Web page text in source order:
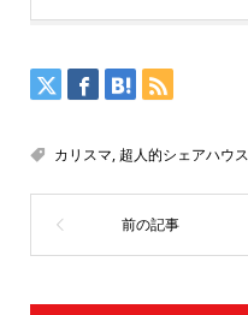
カリスマ, 超人的シェアハウ